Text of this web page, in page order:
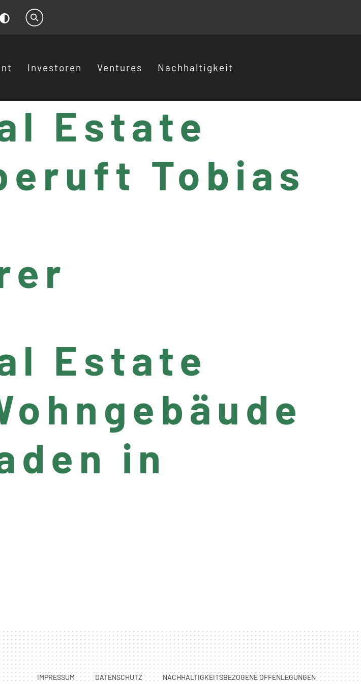
Suche
Investoren Ventures Nachhaltigkeit
Estate
Tobias
Estate
in
IMPRESSUM DATENSCHUTZ NACHHALTIGKEITSBEZOGENE OFFENLEGUNGEN